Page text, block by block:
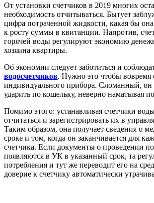
От установки счетчиков в 2019 многих
необходимость отчитываться. Бытует
цифра потраченной жидкости, какая бы
к росту суммы в квитанции. Напротив,
горячей воды регулируют экономию
хозяина квартиры.
Об экономии следует заботиться и
водосчетчиков. Нужно это чтобы вовремя
индивидуального прибора. Сломанный, он
ударить по кошельку, неверно наматывая
Помимо этого: устанавливая счетчики
отчитаться и зарегистрировать их в
Таким образом, она получает сведения о
сроке и том, когда он заканчивается для
счетчика. Если документы о проведении
появляются в УК в указанный срок, та
потребления и тут же переводит его на
доверие к счетчику автоматически